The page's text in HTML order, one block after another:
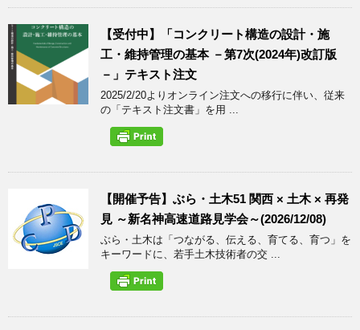
【受付中】「コンクリート構造の設計・施
工・維持管理の基本 －第7次(2024年)改訂版
－」テキスト注文
2025/2/20よりオンライン注文への移行に伴い、従来
の「テキスト注文書」を用 ...
【開催予告】ぶら・土木51 関西 × 土木 × 再発
見 ～新名神高速道路見学会～(2026/12/08)
ぶら・土木は「つながる、伝える、育てる、育つ」を
キーワードに、若手土木技術者の交 ...